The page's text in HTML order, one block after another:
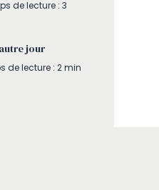
de lecture : 3
jour
de lecture : 2 min